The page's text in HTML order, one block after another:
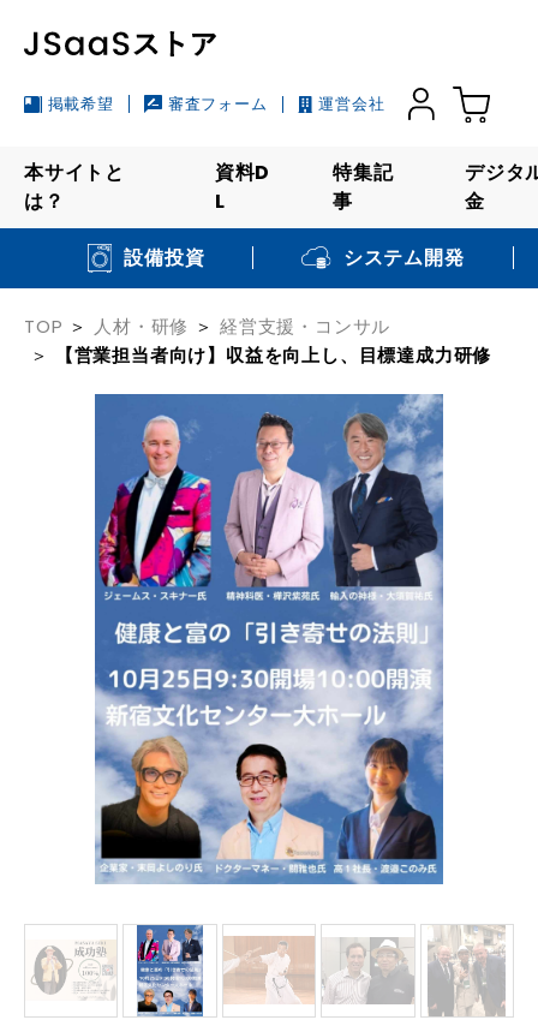
掲載希望 審査フォーム 運営会社
本サイトと
は？
資料D
L
特集記
事
デジタ
金
設備投資 システム開発
TOP 人材・研修
経営支援・コンサル
【営業担当者向け】収益を向上し、目標達成力研修